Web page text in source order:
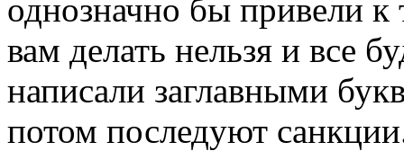
однозначно бы привели к
вам делать нельзя и все
написали заглавными
потом последуют